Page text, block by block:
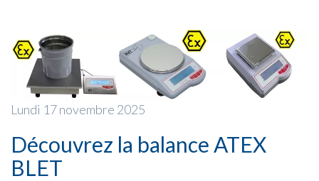
Lundi 17 novembre 2025
Découvrez la balance ATEX
BLET